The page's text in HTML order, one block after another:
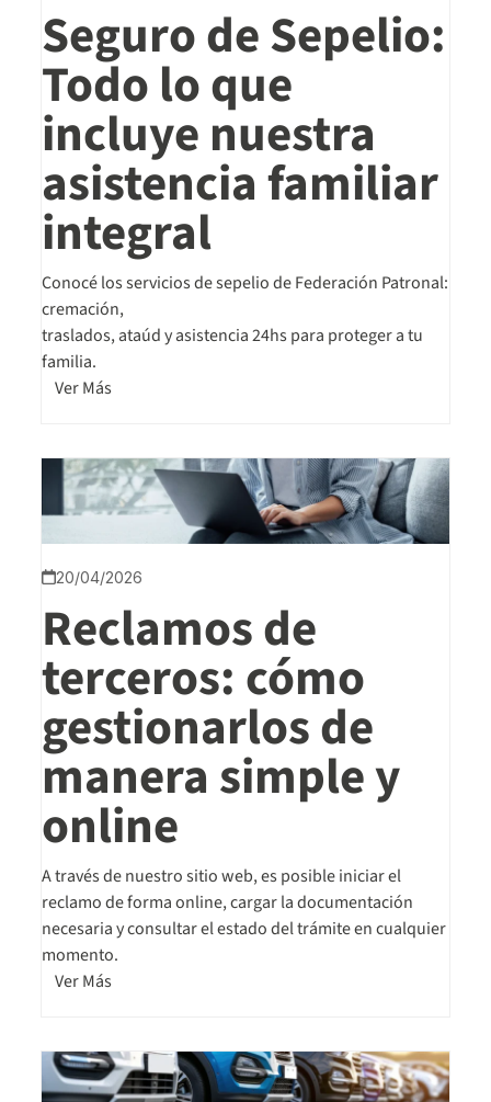
Seguro de Sepelio:
Todo lo que
incluye nuestra
asistencia familiar
integral
Conocé los servicios de sepelio de Federación Patronal:
cremación,
traslados, ataúd y asistencia 24hs para proteger a tu
familia.
Ver Más
20/04/2026
Reclamos de
terceros: cómo
gestionarlos de
manera simple y
online
A través de nuestro sitio web, es posible iniciar el
reclamo de forma online, cargar la documentación
necesaria y consultar el estado del trámite en cualquier
momento.
Ver Más